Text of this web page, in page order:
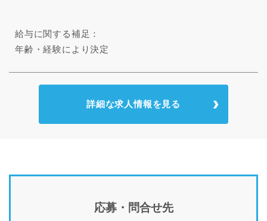
給与に関する補足：
年齢・経験により決定
詳細な求人情報を見る
応募・問合せ先